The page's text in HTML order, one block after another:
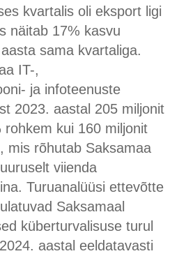
kvartalis oli eksport ligi
näitab 17% kasvu
sama kvartaliga.
IT-,
ja infoteenuste
2023. aastal 205 miljonit
kui 160 miljonit
mis rõhutab Saksamaa
viienda
Turuanalüüsi ettevõtte
Saksamaal
küberturvalisuse turul
aastal eeldatavasti